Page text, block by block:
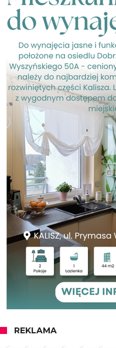
REKLAMA